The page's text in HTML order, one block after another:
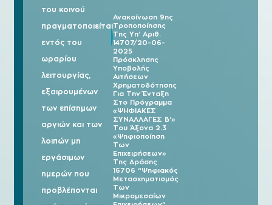
του κοινού
πραγματοποιείται
εντός του
ωραρίου
λειτουργίας,
εξαιρουμένων
των επίσημων
αργιών και των
λοιπών μη
εργάσιμων
ημερών που
προβλέπονται
Ανακοίνωση 9ης
Τροποποίησης
Της Υπ’ Αριθ.
14707/20-06-
2025
Πρόσκλησης
Υποβολής
Αιτήσεων
Χρηματοδότησης
Για Την Ένταξη
Στο Πρόγραμμα
«ΨΗΦΙΑΚΕΣ
ΣΥΝΑΛΛΑΓΕΣ Β’»
Του Άξονα 2.3
«Ψηφιοποίηση
Των
Επιχειρήσεων»
Της Δράσης
16706 “Ψηφιακός
Μετασχηματισμός
Των
Μικρομεσαίων
03/08
2026